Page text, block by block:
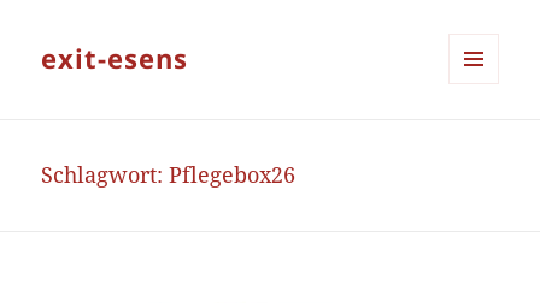
exit-esens
Schlagwort:Pflegebox26